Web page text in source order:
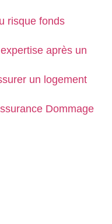
risque fonds
après un
un logement
Dommage